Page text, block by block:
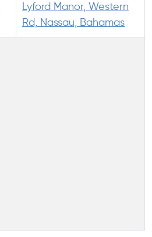
Lyford Manor, Western
Rd, Nassau, Bahamas